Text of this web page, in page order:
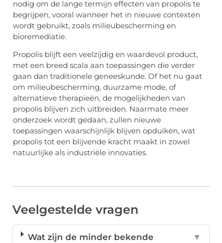
nodig om de lange termijn effecten van propolis te
begrijpen, vooral wanneer het in nieuwe contexten
wordt gebruikt, zoals milieubescherming en
bioremediatie.
Propolis blijft een veelzijdig en waardevol product,
met een breed scala aan toepassingen die verder
gaan dan traditionele geneeskunde. Of het nu gaat
om milieubescherming, duurzame mode, of
alternatieve therapieën, de mogelijkheden van
propolis blijven zich uitbreiden. Naarmate meer
onderzoek wordt gedaan, zullen nieuwe
toepassingen waarschijnlijk blijven opduiken, wat
propolis tot een blijvende kracht maakt in zowel
natuurlijke als industriële innovaties.
Veelgestelde vragen
Wat zijn de minder bekende
▼